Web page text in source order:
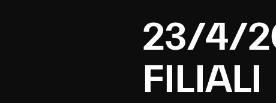
23/4/
FILIALI